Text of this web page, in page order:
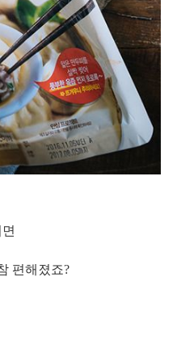
편해졌죠?